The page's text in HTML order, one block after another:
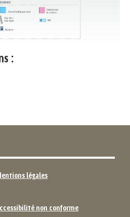
:
légales
non conforme